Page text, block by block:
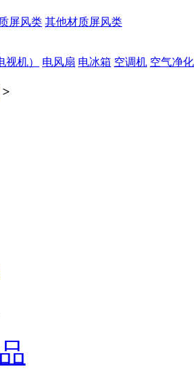
屏风类 其他材质屏风类
机）
电风扇 电冰箱 空调机 空气净
>